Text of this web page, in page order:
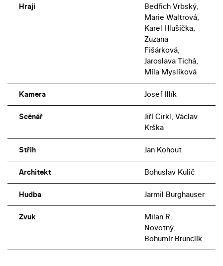
Hrají
Bedřich Vrbský,
Marie Waltrová,
Karel Hlušička,
Zuzana
Fišárková,
Jaroslava Tichá,
Míla Myslíková
Kamera Josef Illík
Scénář
Jiří Cirkl, Václav
Krška
Střih Jan Kohout
Architekt Bohuslav Kulič
Hudba Jarmil Burghauser
Zvuk
Milan R.
Novotný,
Bohumír Brunclík